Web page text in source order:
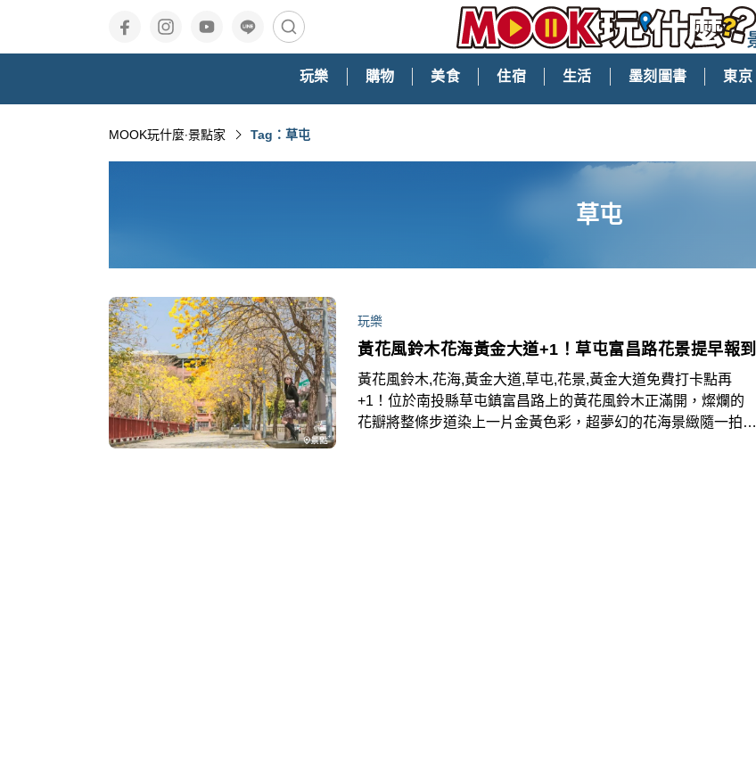
玩樂 購物 美食 住宿 生活 墨刻圖書 東京
MOOK玩什麼‧景點家 Tag：草屯
草屯
玩樂
黃花風鈴木花海黃金大道+1！草屯富昌路花景提早報到
黃花風鈴木,花海,黃金大道,草屯,花景,黃金大道免費打卡點再
+1！位於南投縣草屯鎮富昌路上的黃花風鈴木正滿開，燦爛的
花瓣將整條步道染上一片金黃色彩，超夢幻的花海景緻隨一拍都